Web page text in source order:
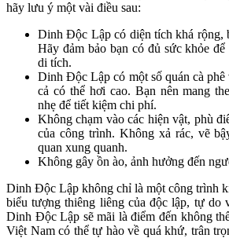
hãy lưu ý một vài điều sau:
Dinh Độc Lập có diện tích khá rộng,
Hãy đảm bảo bạn có đủ sức khỏe
di tích.
Dinh Độc Lập có một số quán cà phê
cả có thể hơi cao. Bạn nên mang
nhẹ để tiết kiệm chi phí.
Không chạm vào các hiện vật, phù
của công trình. Không xả rác, vẽ
quan xung quanh.
Không gây ồn ào, ảnh hưởng đến
Dinh Độc Lập không chỉ là một công trình
biểu tượng thiêng liêng của độc lập, tự do
Dinh Độc Lập sẽ mãi là điểm đến không
Việt Nam có thể tự hào về quá khứ, trân